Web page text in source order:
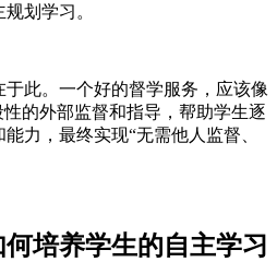
划学习。
此。一个好的督学服务，应该像
的外部监督和指导，帮助学生逐
力，最终实现“无需他人监督、
培养学生的自主学习